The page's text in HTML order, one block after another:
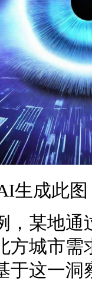
生成此
某地通
方城市
于这一